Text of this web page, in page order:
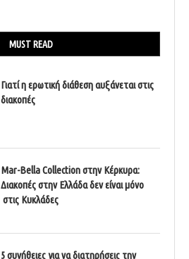
MUST READ
Γιατί η ερωτική διάθεση αυξάνεται στις
διακοπές
Mar-Bella Collection στην Κέρκυρα:
Διακοπές στην Ελλάδα δεν είναι μόνο
στις Κυκλάδες
5 συνήθειες για να διατηρήσεις την